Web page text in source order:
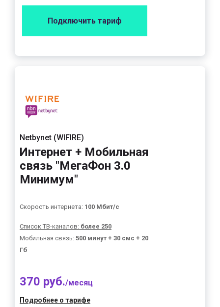
Подключить тариф
Netbynet (WIFIRE)
Интернет + Мобильная
связь "МегаФон 3.0
Минимум"
Скорость интернета: 100 Мбит/с
Список ТВ-каналов: более 250
Мобильная связь: 500 минут + 30 смс + 20
Гб
370 руб./месяц
Подробнее о тарифе